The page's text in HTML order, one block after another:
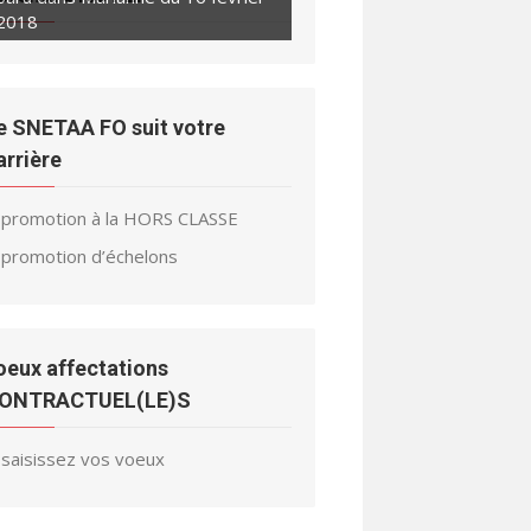
SNETAA FO suit votre
promotion à la HORS CLASSE
promotion d’échelons
affectations
saisissez vos voeux